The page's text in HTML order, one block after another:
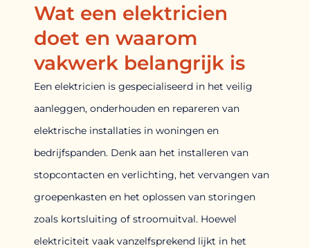
Wat een elektricien
doet en waarom
vakwerk belangrijk is
Een elektricien is gespecialiseerd in het veilig
aanleggen, onderhouden en repareren van
elektrische installaties in woningen en
bedrijfspanden. Denk aan het installeren van
stopcontacten en verlichting, het vervangen van
groepenkasten en het oplossen van storingen
zoals kortsluiting of stroomuitval. Hoewel
elektriciteit vaak vanzelfsprekend lijkt in het